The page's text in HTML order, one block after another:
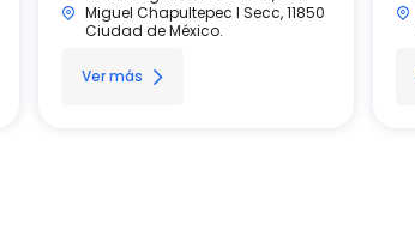
Miguel Chapultepec I Secc, 11850
Ciudad de México.
Ver más